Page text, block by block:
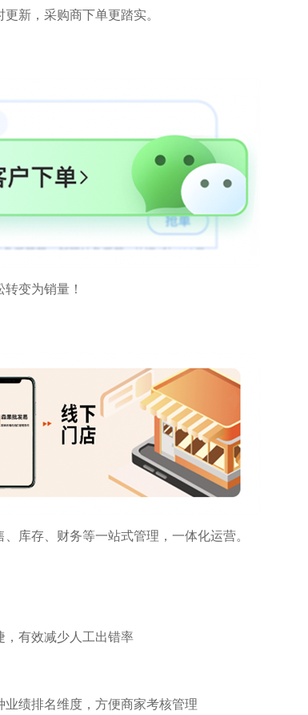
新，采购商下单更踏实。
变为销量！
库存、财务等一站式管理，一体化运营。
，有效减少人工出错率
绩排名维度，方便商家考核管理